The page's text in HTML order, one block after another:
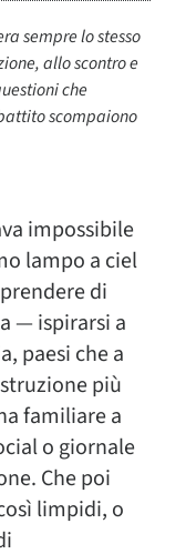
sempre lo stesso
allo scontro e
che
scompaiono
impossibile
lampo a ciel
di
— ispirarsi a
paesi che a
più
familiare a
o giornale
Che poi
limpidi, o